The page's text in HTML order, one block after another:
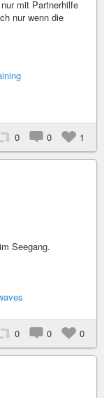
mit Partnerhilfe
nur wenn die
0 0 1
Seegang.
0 0 0